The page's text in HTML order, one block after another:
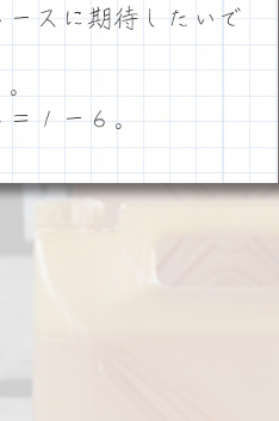
スに期待したいで
１ー６。